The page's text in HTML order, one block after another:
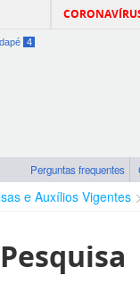
4
Perguntas frequentes
e Auxílios Vigentes